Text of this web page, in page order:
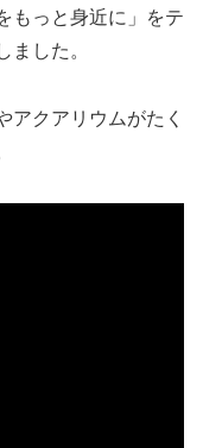
もっと身近に」をテ
ました。
アクアリウムがたく